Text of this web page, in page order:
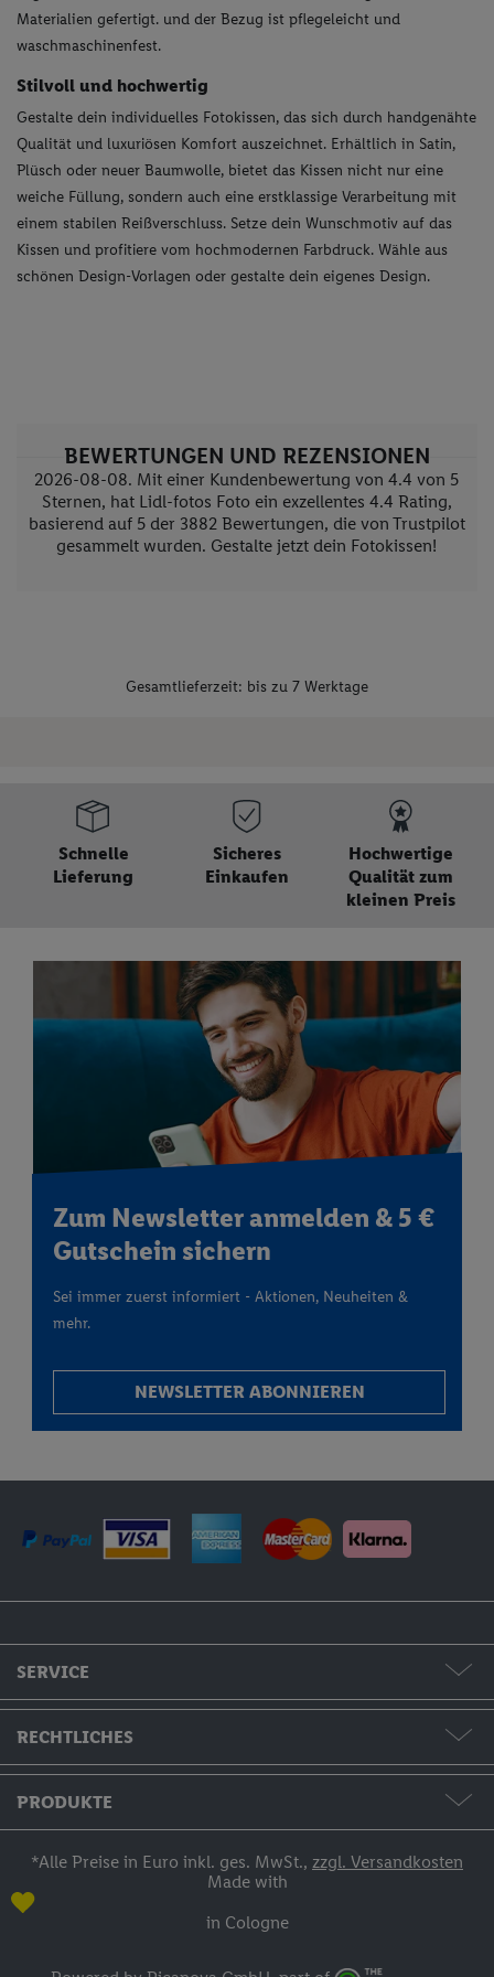
Materialien gefertigt. und der Bezug ist pflegeleicht und
waschmaschinenfest.
Stilvoll und hochwertig
Gestalte dein individuelles Fotokissen, das sich durch handgenähte
Qualität und luxuriösen Komfort auszeichnet. Erhältlich in Satin,
Plüsch oder neuer Baumwolle, bietet das Kissen nicht nur eine
weiche Füllung, sondern auch eine erstklassige Verarbeitung mit
einem stabilen Reißverschluss. Setze dein Wunschmotiv auf das
Kissen und profitiere vom hochmodernen Farbdruck. Wähle aus
schönen Design-Vorlagen oder gestalte dein eigenes Design.
BEWERTUNGEN UND REZENSIONEN
2026-08-08. Mit einer Kundenbewertung von 4.4 von 5
Sternen, hat Lidl-fotos Foto ein exzellentes 4.4 Rating,
basierend auf 5der 3882Bewertungen, die von Trustpilot
gesammelt wurden. Gestalte jetzt dein Fotokissen!
Gesamtlieferzeit: bis zu 7 Werktage
Schnelle
Lieferung
Sicheres
Einkaufen
Hochwertige
Qualität zum
kleinen Preis
Zum Newsletter anmelden & 5 €
Gutschein sichern
Sei immer zuerst informiert - Aktionen, Neuheiten &
mehr.
NEWSLETTER ABONNIEREN
SERVICE
Formate & Preise
Hilfe & Kontakt
Bestellstatus
Zahlung
RECHTLICHES
AGB / Widerruf / Impressum
PRODUKTE
Fotos & Grußkarten
Fotobücher
Fotokalender
*Alle Preise in Euro inkl. ges. MwSt., zzgl. Versandkosten
Made with
in Cologne